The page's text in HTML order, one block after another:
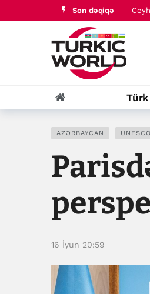
Son dəqiqə
AZƏRBAYCAN UNESCO
16 İyun 20:59